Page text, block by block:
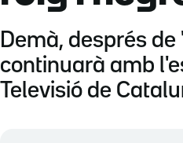
Demà, després
continuarà amb
Televisió de